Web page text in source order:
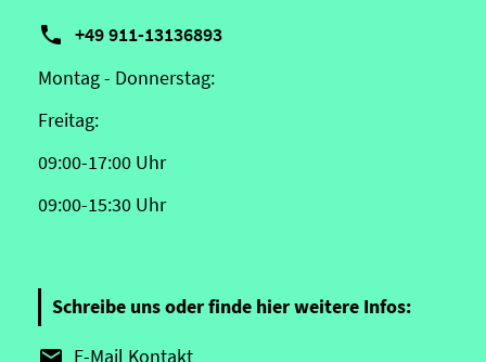
 +49 911-13136893
Montag - Donnerstag:
Freitag:
09:00-17:00 Uhr
09:00-15:30 Uhr
Schreibe uns oder finde hier weitere Infos:
E-Mail Kontakt